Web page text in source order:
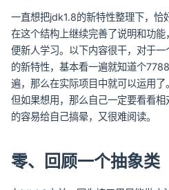
一直想把jdk1.8的新特性整理下，恰
在这个结构上继续完善了说明和功
便新人学习。以下内容很干，对于
的新特性，基本看一遍就知道个
遍，那么在实际项目中就可以运用了
但如果想用，那么自己一定要看看
的容易给自己搞晕，又很难阅读。
零、回顾一个抽象类